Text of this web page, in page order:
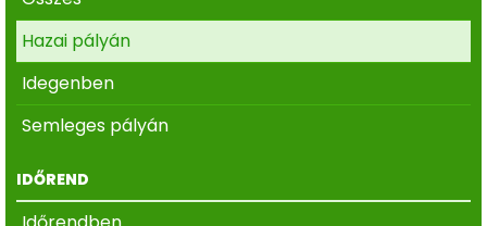
Hazai pályán
Idegenben
Semleges pályán
IDŐREND